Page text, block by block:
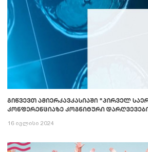
ᲒᲘᲬᲕᲔᲕᲗ ᲐᲛᲘᲔᲠᲙᲐᲕᲙᲐᲡᲘᲐᲨᲘ "ᲞᲘᲠᲕᲔᲚ
ᲙᲝᲜᲤᲔᲠᲔᲜᲪᲘᲐᲖᲔ ᲙᲝᲒᲜᲘᲢᲣᲠᲘ
16 ივლისი 2024